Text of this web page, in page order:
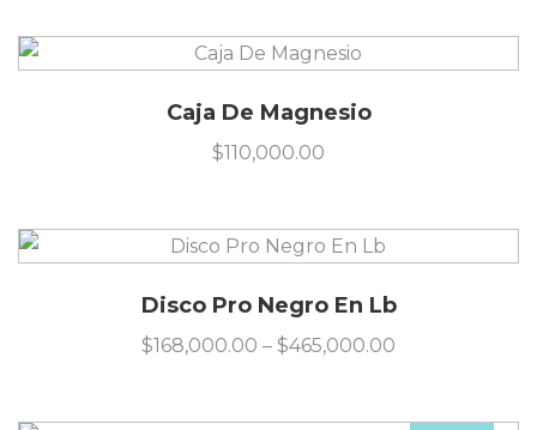
Caja De Magnesio
$110,000.00
Disco Pro Negro En Lb
$168,000.00 – $465,000.00